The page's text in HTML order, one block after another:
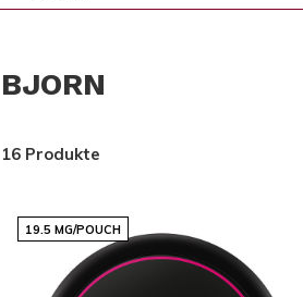
BJORN
16 Produkte
19.5 MG/POUCH